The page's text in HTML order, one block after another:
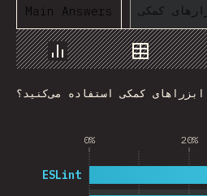
Main Answers کمکی
Chart Data
کمکی استفاده می‌کنید؟
0% 20%
ESLint